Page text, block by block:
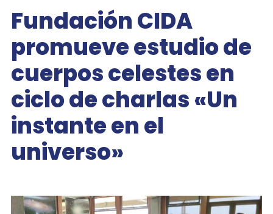
Fundación CIDA
promueve estudio de
cuerpos celestes en
ciclo de charlas «Un
instante en el
universo»